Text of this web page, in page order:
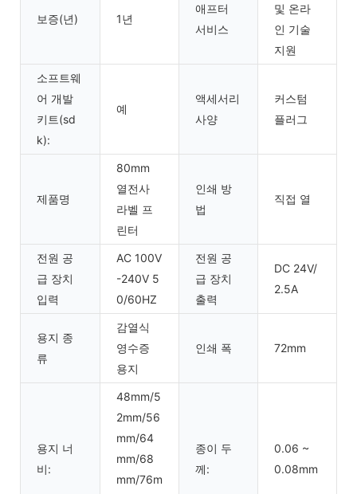
보증(년) 1년
애프터
서비스
및 온라
인 기술
지원
소프트웨
어 개발
키트(sd
k):
예
액세서리
사양
커스텀
플러그
제품명
80mm
열전사
라벨 프
린터
인쇄 방
법
직접 열
전원 공
급 장치
입력
AC 100V
-240V 5
0/60HZ
전원 공
급 장치
출력
DC 24V/
2.5A
용지 종
류
감열식
영수증
용지
인쇄 폭 72mm
용지 너
비:
48mm/5
2mm/56
mm/64
mm/68
mm/76m
종이 두
께:
0.06 ~
0.08mm